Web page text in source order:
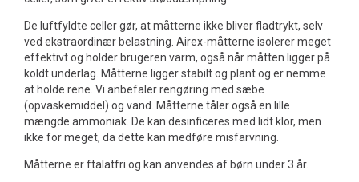
De luftfyldte celler gør, at måtterne ikke bliver fladtrykt, selv
ved ekstraordinær belastning. Airex-måtterne isolerer meget
effektivt og holder brugeren varm, også når måtten ligger på
koldt underlag. Måtterne ligger stabilt og plant og er nemme
at holde rene. Vi anbefaler rengøring med sæbe
(opvaskemiddel) og vand. Måtterne tåler også en lille
mængde ammoniak. De kan desinficeres med lidt klor, men
ikke for meget, da dette kan medføre misfarvning.
Måtterne er ftalatfri og kan anvendes af børn under 3 år.